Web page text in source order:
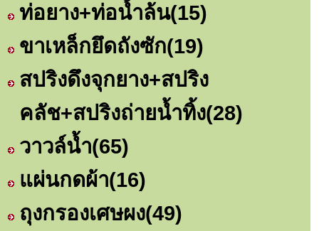
ท่อยาง+ท่อน้ำล้น(15)
ขาเหล็กยึดถังซัก(19)
สปริงดึงจุกยาง+สปริง
คลัช+สปริงถ่ายน้ำทิ้ง(28)
วาวล์น้ำ(65)
แผ่นกดผ้า(16)
ถุงกรองเศษผง(49)